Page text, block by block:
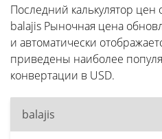
Последний калькулятор цен
balajis Рыночная цена
и автоматически
приведены наиболее
конвертации в USD.
balajis